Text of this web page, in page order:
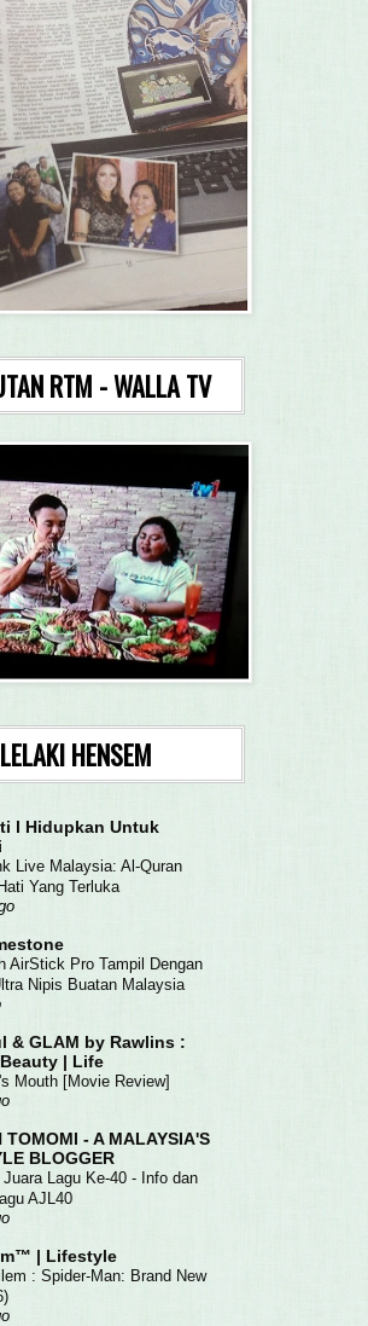
RTM - WALLA TV
LELAKI HENSEM
l Hidupkan Untuk
Live Malaysia: Al-Quran
Yang Terluka
AirStick Pro Tampil Dengan
Nipis Buatan Malaysia
& GLAM by Rawlins :
| Life
Mouth [Movie Review]
TOMOMI - A MALAYSIA'S
BLOGGER
Lagu Ke-40 - Info dan
AJL40
| Lifestyle
: Spider-Man: Brand New